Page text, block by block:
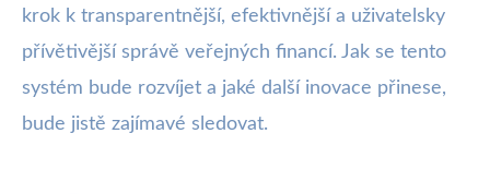
krok k transparentnější, efektivnější a uživatelsky
přívětivější správě veřejných financí. Jak se tento
systém bude rozvíjet a jaké další inovace přinese,
bude jistě zajímavé sledovat.